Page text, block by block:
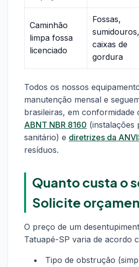
Caminhão
limpa fossa
licenciado
Fossas,
sumidouros,
caixas de
gordura
Todos os nossos
manutenção mensal e
brasileiras, em conformidade
ABNT NBR 8160 (instalações
sanitário) e diretrizes da
resíduos.
Quanto custa o
Solicite
O preço de um
Tatuapé-SP varia de acordo
Tipo de obstrução